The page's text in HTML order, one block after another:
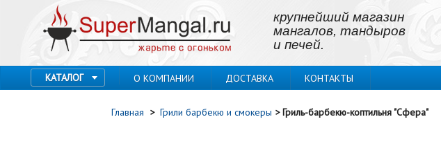
крупнейший магазин
мангалов, тандыров
и печей.
КАТАЛОГ О КОМПАНИИ ДОСТАВКА КОНТАКТЫ
Главная > Грили барбекю и смокеры >Гриль-барбекю-коптильня "Сфера"